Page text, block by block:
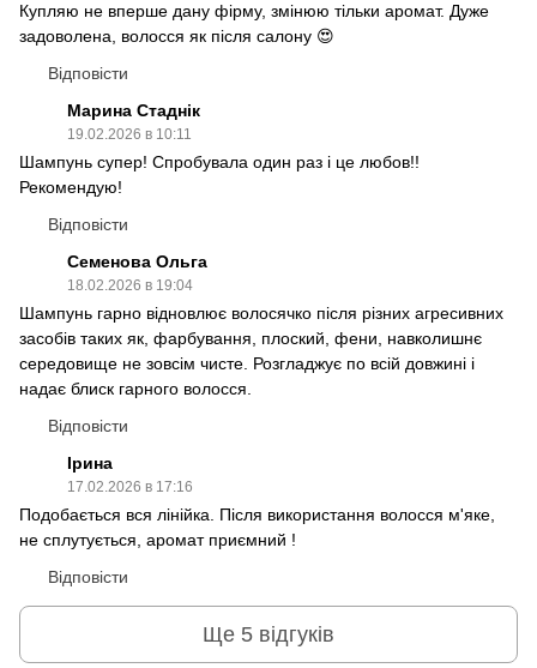
Купляю не вперше дану фірму, змінюю тільки аромат. Дуже
задоволена, волосся як після салону 😍
Відповісти
Марина Стаднік
19.02.2026 в 10:11
Шампунь супер! Спробувала один раз і це любов!!
Рекомендую!
Відповісти
Семенова Ольга
18.02.2026 в 19:04
Шампунь гарно відновлює волосячко після різних агресивних
засобів таких як, фарбування, плоский, фени, навколишнє
середовище не зовсім чисте. Розгладжує по всій довжині і
надає блиск гарного волосся.
Відповісти
Ірина
17.02.2026 в 17:16
Подобається вся лінійка. Після використання волосся м'яке,
не сплутується, аромат приємний !
Відповісти
Ще 5 відгуків